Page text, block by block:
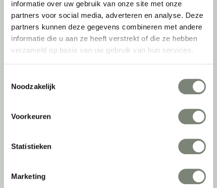
informatie over uw gebruik van onze site met onze
partners voor social media, adverteren en analyse. Deze
partners kunnen deze gegevens combineren met andere
informatie die u aan ze heeft verstrekt of die ze hebben
verzameld op basis van uw gebruik van hun services.
Noodzakelijk
Voorkeuren
Statistieken
Marketing
met het oog op nu; dankzij ons duurzame en circulaire karakter
kijken we ook naar de toekomst. Naar hoe we werkomgevingen een
tweede leven kunnen geven, bijvoorbeeld. Maar ook door keer op
keer actief te kijken naar de duurzaamste optie.
Ergonomische bureaustoelen
Projectstoffering
Zitmeubilair
Stoelen